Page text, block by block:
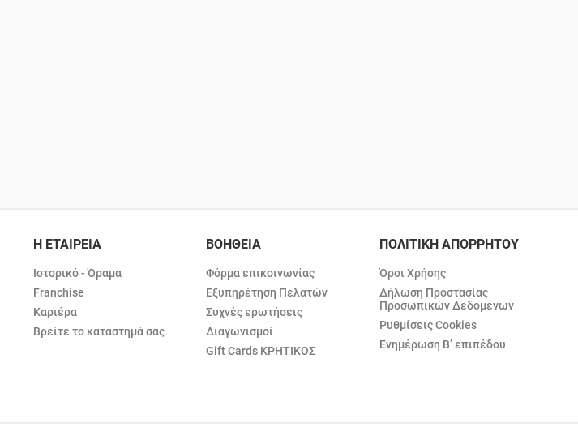
Η ΕΤΑΙΡΕΙΑ
Ιστορικό - Όραμα
Franchise
Καριέρα
Βρείτε το κατάστημά σας
ΒΟΗΘΕΙΑ
Φόρμα επικοινωνίας
Εξυπηρέτηση Πελατών
Συχνές ερωτήσεις
Διαγωνισμοί
Gift Cards ΚΡΗΤΙΚΟΣ
ΠΟΛΙΤΙΚΗ ΑΠΟΡΡΗΤΟΥ
Όροι Χρήσης
Δήλωση Προστασίας
Προσωπικών Δεδομένων
Ρυθμίσεις Cookies
Ενημέρωση Β’ επιπέδου